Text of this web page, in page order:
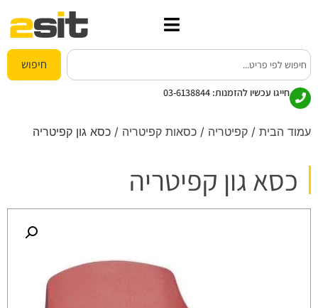
חיפוש
חייגו עכשיו להזמנות: 03-6138844
עמוד הבית / קפיטריה / כסאות קפיטריה / כסא גון קפיטריה
כסא גון קפיטריה